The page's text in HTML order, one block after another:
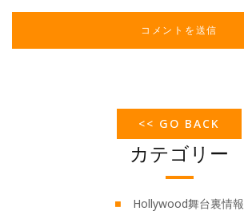
カテゴリー
Hollywood舞台裏情報
<< GO BACK